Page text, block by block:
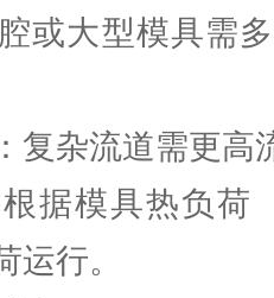
或大型模具需
复杂流道需更高
据模具热负荷
运行。